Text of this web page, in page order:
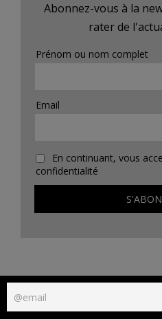
Abonnez-vous à la
rater de
Prénom ou nom complet
Email
En continuant, vous
confidentialité